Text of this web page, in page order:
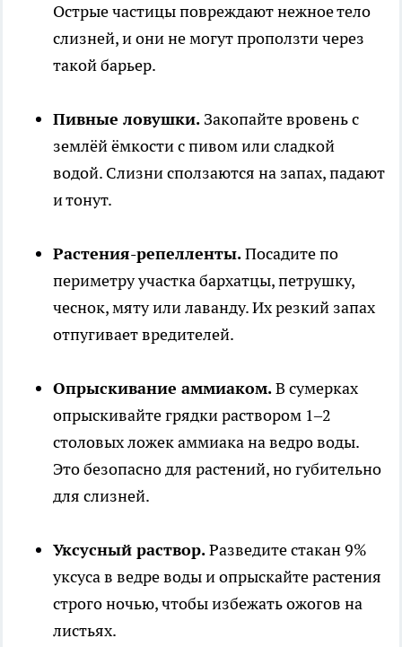
Острые частицы повреждают нежное тело
слизней, и они не могут проползти через
такой барьер.
Пивные ловушки. Закопайте вровень с
землёй ёмкости с пивом или сладкой
водой. Слизни сползаются на запах, падают
и тонут.
Растения-репелленты.Посадите по
периметру участка бархатцы, петрушку,
чеснок, мяту или лаванду. Их резкий запах
отпугивает вредителей.
Опрыскивание аммиаком.В сумерках
опрыскивайте грядки раствором 1–2
столовых ложек аммиака на ведро воды.
Это безопасно для растений, но губительно
для слизней.
Уксусный раствор.Разведите стакан 9%
уксуса в ведре воды и опрыскайте растения
строго ночью, чтобы избежать ожогов на
листьях.